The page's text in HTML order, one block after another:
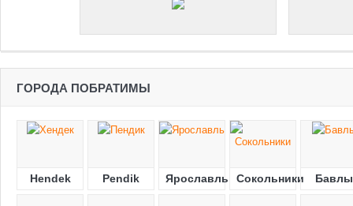
ГОРОДА ПОБРАТИМЫ
Hendek Pendik Ярославль Сокольники Бавлы